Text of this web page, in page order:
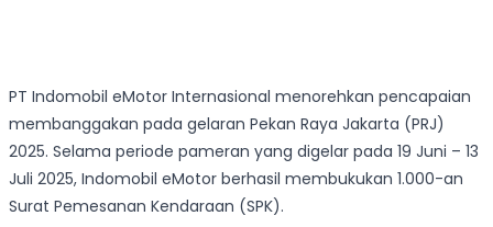
PT Indomobil eMotor Internasional menorehkan pencapaian
membanggakan pada gelaran Pekan Raya Jakarta (PRJ)
2025. Selama periode pameran yang digelar pada 19 Juni – 13
Juli 2025, Indomobil eMotor berhasil membukukan 1.000-an
Surat Pemesanan Kendaraan (SPK).